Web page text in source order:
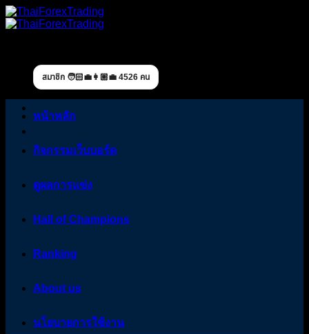
Skip
to
สมาชิก 🧑🏻‍💼👩🏼‍💼 4526 คน
หน้าหลัก
กิจกรรมเว็บบอร์ด
ดูผลการแข่ง
Hall of Champions
Ranking
About us
นโยบายการใช้งาน